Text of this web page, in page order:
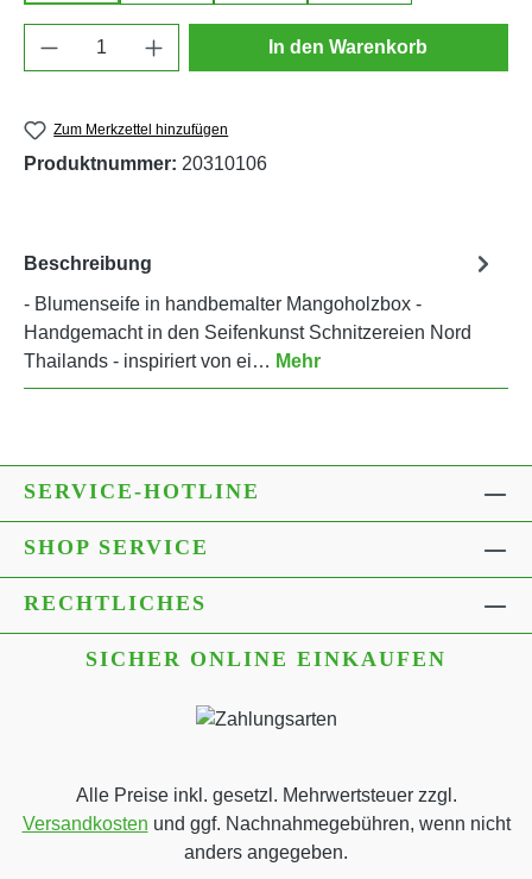
Produkt Anzahl: Gib den gewünschten
In den Warenkorb
Zum Merkzettel hinzufügen
Produktnummer: 20310106
Beschreibung
- Blumenseife in handbemalter Mangoholzbox -
Handgemacht in den Seifenkunst Schnitzereien Nord
Thailands - inspiriert von ei… Mehr
SERVICE-HOTLINE
SHOP SERVICE
RECHTLICHES
SICHER ONLINE EINKAUFEN
Alle Preise inkl. gesetzl. Mehrwertsteuer zzgl.
Versandkosten und ggf. Nachnahmegebühren, wenn nicht
anders angegeben.